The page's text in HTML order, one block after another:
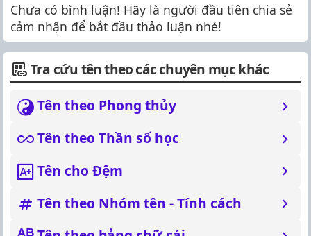
Chưa có bình luận! Hãy là người đầu tiên chia sẻ
cảm nhận để bắt đầu thảo luận nhé!
Tra cứu tên theo các chuyên mục khác
Tên theo Phong thủy
Tên theo Thần số học
Tên cho Đệm
Tên theo Nhóm tên - Tính cách